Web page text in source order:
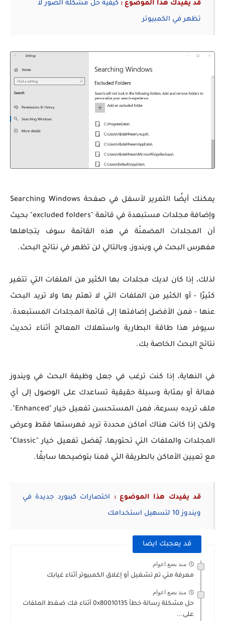
قد يفيدك هذا الموضوع : كيفية حل مشكلة الصور لا
تظهر في الكمبيوتر
يمكنك أيضًا التمرير لأسفل في صفحة Searching Windows
وإضافة مجلدات مستبعدة في قائمة "excluded folders" بحيث
أن المجلدات المضمنّة في هذه القائمة سوف يتجاهلها
مفهرس البحث في ويندوز، وبالتالي لن تظهر في نتائج البحث.
لذلك، إذا كان لديك مجلدات بها الكثير من الملفات التي تتغير
كثيرًا - أو الكثير من الملفات التي لا تهتم بها ولا تريد البحث
عنها - فمن الأفضل إضافتها إلى قائمة المجلدات المستبعدة.
سيوفر هذا طاقة البطارية واستهلاك المعالج أثناء تحديث
نتائج البحث الخاصة بك.
في النهاية، إذا كنت ترغب في جعل وظيفة البحث في ويندوز
فعالة أو بمثابة وسيلة حقيقية تساعدك على الوصول إلى أي
ملف تريده بسرعة، فمن المستحسن تفعيل خيار "Enhanced".
ولكن إذا كانت هناك أماكن محددة تريد فهرستها فقط وعرض
المجلدات والملفات التي تحتويها، يُفضل تفعيل خيار "Classic"
مع تعيين الأماكن بالطريقة التي قمنا بتوضيحها سابقًا.
قد يفيدك هذا الموضوع : اختصارات كيبورد جديدة في
ويندوز 10 لتسهيل استخدامك
قد يعجبك ايضا
منذ بضع اعوام
معرفة متي تم تشغيل أو إغلاق الكمبيوتر أثناء غيابك
منذ بضع اعوام
حل مشكلة رسالة خطأ 0x80010135 أثناء فك ضغط الملفات
على...